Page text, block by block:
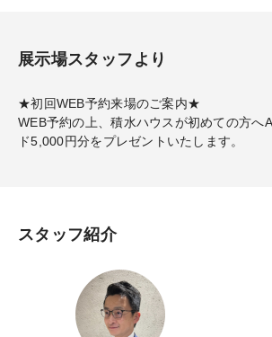
展示場スタッフより
★初回WEB予約来場のご案内★
WEB予約の上、積水ハウスが初めての方へ
ド5,000円分をプレゼントいたします。
スタッフ紹介